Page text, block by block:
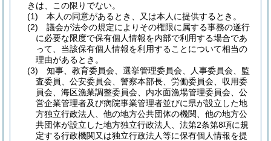
きは、この限りでない。
(1)
本人の同意があるとき、又は本人に提供するとき。
(2)
議会が法令の規定によりその権限に属する事務の遂行
に必要な限度で保有個人情報を内部で利用する場合であ
って、当該保有個人情報を利用することについて相当の
理由があるとき。
(3)
知事、教育委員会、選挙管理委員会、人事委員会、監
査委員、公安委員会、警察本部長、労働委員会、収用委
員会、海区漁業調整委員会、内水面漁場管理委員会、公
営企業管理者及び病院事業管理者並びに県が設立した地
方独立行政法人、他の地方公共団体の機関、他の地方公
共団体が設立した地方独立行政法人、法第2条第8項に規
定する行政機関又は独立行政法人等に保有個人情報を提